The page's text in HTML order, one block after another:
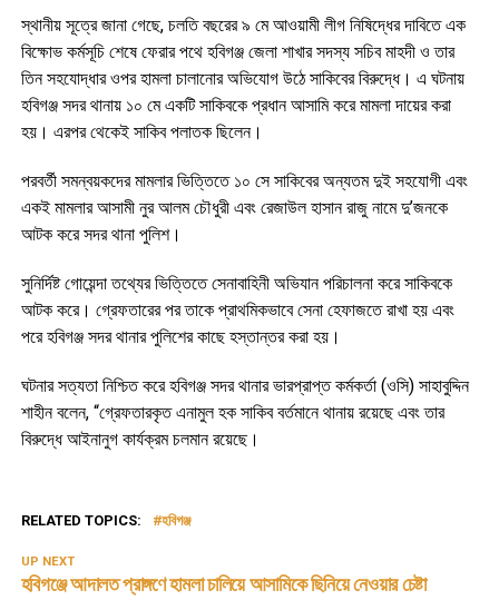
স্থানীয় সূত্রে জানা গেছে, চলতি বছরের ৯ মে আওয়ামী লীগ নিষিদ্ধের দাবিতে এক
বিক্ষোভ কর্মসূচি শেষে ফেরার পথে হবিগঞ্জ জেলা শাখার সদস্য সচিব মাহদী ও তার
তিন সহযোদ্ধার ওপর হামলা চালানোর অভিযোগ উঠে সাকিবের বিরুদ্ধে। এ ঘটনায়
হবিগঞ্জ সদর থানায় ১০ মে একটি সাকিবকে প্রধান আসামি করে মামলা দায়ের করা
হয়। এরপর থেকেই সাকিব পলাতক ছিলেন।
পরবর্তী সমন্বয়কদের মামলার ভিত্তিতে ১০ সে সাকিবের অন্যতম দুই সহযোগী এবং
একই মামলার আসামী নুর আলম চৌধুরী এবং রেজাউল হাসান রাজু নামে দু’জনকে
আটক করে সদর থানা পুলিশ।
সুনির্দিষ্ট গোয়েন্দা তথ্যের ভিত্তিতে সেনাবাহিনী অভিযান পরিচালনা করে সাকিবকে
আটক করে। গ্রেফতারের পর তাকে প্রাথমিকভাবে সেনা হেফাজতে রাখা হয় এবং
পরে হবিগঞ্জ সদর থানার পুলিশের কাছে হস্তান্তর করা হয়।
ঘটনার সত্যতা নিশ্চিত করে হবিগঞ্জ সদর থানার ভারপ্রাপ্ত কর্মকর্তা (ওসি) সাহাবুদ্দিন
শাহীন বলেন, “গ্রেফতারকৃত এনামুল হক সাকিব বর্তমানে থানায় রয়েছে এবং তার
বিরুদ্ধে আইনানুগ কার্যক্রম চলমান রয়েছে।
RELATED TOPICS: হবিগঞ্জ
UP NEXT
হবিগঞ্জে আদালত প্রাঙ্গণে হামলা চালিয়ে আসামিকে ছিনিয়ে নেওয়ার চেষ্টা